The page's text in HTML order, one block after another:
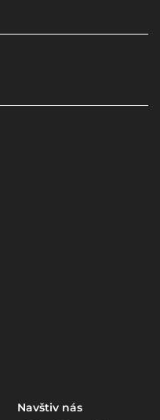
Navštiv nás